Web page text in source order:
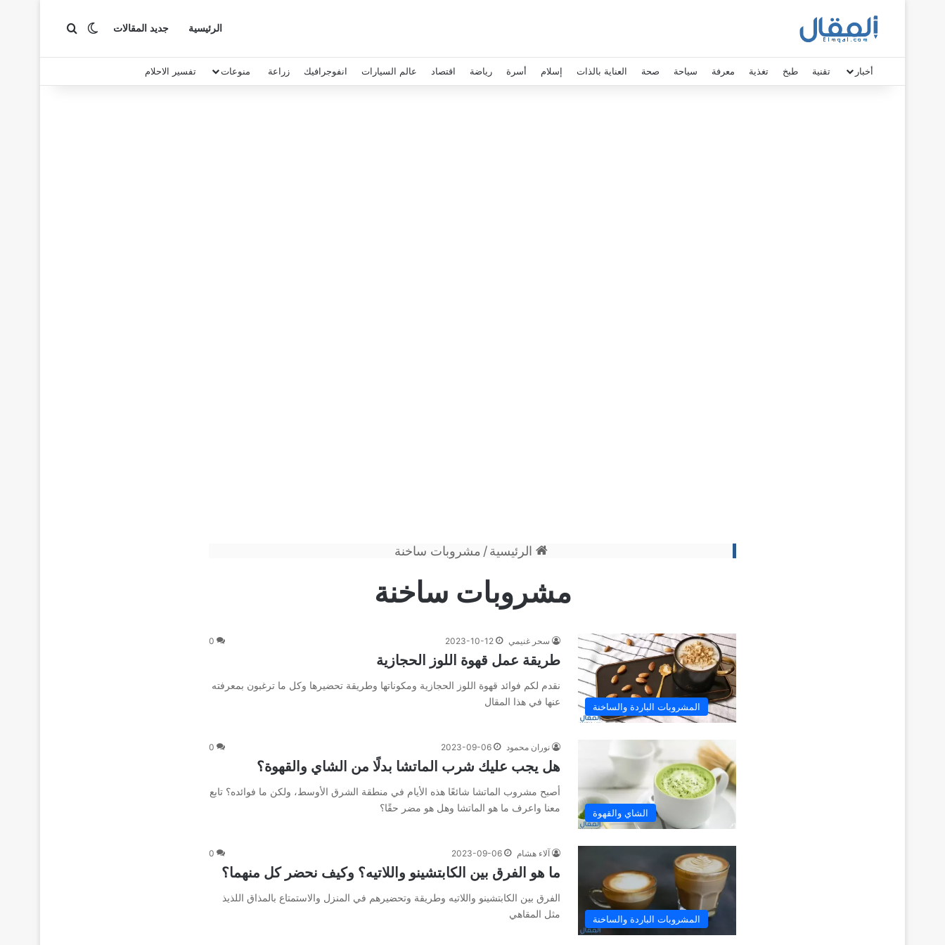
الرئيسية جديد المقالات الوضع المظلم
أخبار تقنية طبخ تغذية معرفة سياحة صحة العناية بالذات إسلام أسرة رياضة اقتصاد عالم السيارات انفوجرافيك زراعة منوعات تفسير الاحلام
الرئيسية / مشروبات ساخنة
مشروبات ساخنة
المشروبات الباردة والساخنة
سحر غنيمي 2023-10-12
0
طريقة عمل قهوة اللوز الحجازية
نقدم لكم فوائد قهوة اللوز الحجازية ومكوناتها وطريقة تحضيرها وكل ما ترغبون بمعرفته
عنها في هذا المقال
الشاي والقهوة
نوران محمود 2023-09-06
0
هل يجب عليك شرب الماتشا بدلًا من الشاي والقهوة؟
أصبح مشروب الماتشا شائعًا هذه الأيام في منطقة الشرق الأوسط، ولكن ما فوائده؟ تابع
معنا واعرف ما هو الماتشا وهل هو مضر حقًا؟
المشروبات الباردة والساخنة
آلاء هشام 2023-09-06
0
ما هو الفرق بین الكابتشینو واللاتیه؟ وكيف نحضر كل منهما؟
الفرق بین الكابتشینو واللاتیه وطريقة وتحضيرهم في المنزل والاستمتاع بالمذاق اللذيذ
مثل المقاهي